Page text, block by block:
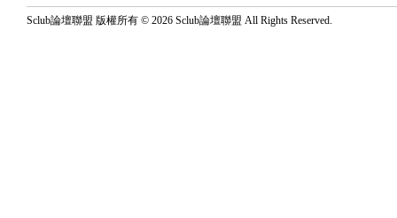
Sclub論壇聯盟 版權所有 © 2026 Sclub論壇聯盟 All Rights Reserved.